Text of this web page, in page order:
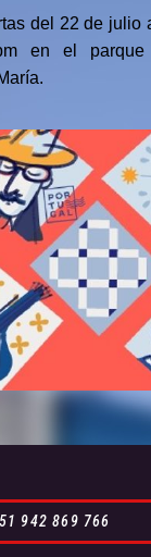
del 22 de julio
en el parque
942 869 766